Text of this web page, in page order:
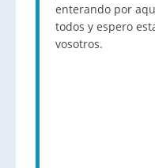
enterando por
todos y espero
vosotros.